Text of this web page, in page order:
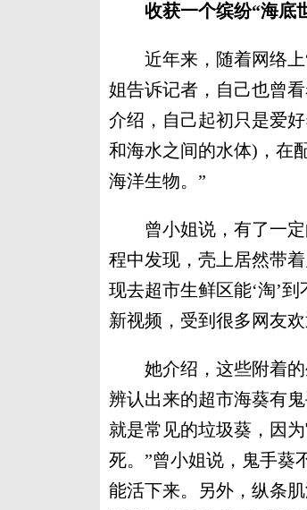
收获一个缤纷“海底
近年来，随着网络上“
姐告诉记者，自己也曾
介绍，自己起初只是爱
和海水之间的水体)，在
海洋生物。”
曾小姐说，有了一定
程中发现，壳上居然带
现去超市生鲜区能‘淘’
新视频，受到很多网友
她介绍，这些附着的
辨认出来的超市海葵有
就是常见的垃圾葵，因
死。”曾小姐说，鬼手葵
能活下来。另外，纵条